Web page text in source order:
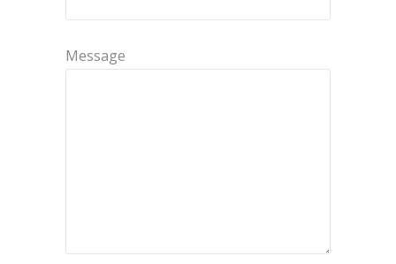
Message